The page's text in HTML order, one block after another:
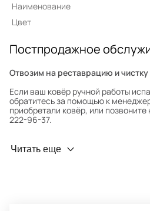
Наименование
Цвет
Постпродажное
Отвозим на реставрацию и
Если ваш ковёр ручной работы
обратитесь за помощью к
приобретали ковёр, или
222-96-37.
Профилактика износа
Читать еще